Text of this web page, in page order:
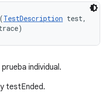
TestDescription test,
individual.
testEnded.